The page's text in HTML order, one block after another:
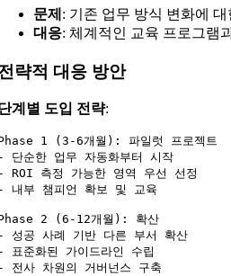
문제 : 기존 업무 방식 변화에
대응: 체계적인 교육 프로그램
략적 대응 방안
계별 도입 전략:
1 (3-6개월): 파일럿 프로젝트
단순한 업무 자동화부터 시작
ROI 측정 가능한 영역 우선 선정
내부 챔피언 확보 및 교육
2 (6-12개월): 확산
성공 사례 기반 다른 부서 확산
표준화된 가이드라인 수립
전사 차원의 거버넌스 구축